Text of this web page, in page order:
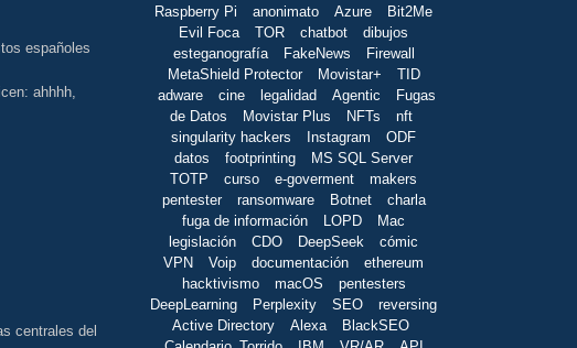
españoles
ahhhh,
centrales del
Raspberry Pi
anonimato Azure
Bit2Me
Evil Foca
TOR chatbot
dibujos
esteganografía
FakeNews
Firewall
MetaShield Protector
Movistar+
TID
adware
cine legalidad Agentic
Fugas
de Datos
Movistar Plus NFTs
nft
singularity hackers
Instagram
ODF
datos
footprinting
MS SQL Server
TOTP
curso e-goverment
makers
pentester
ransomware Botnet
charla
fuga de información
LOPD
Mac
legislación
CDO DeepSeek
cómic
VPN
Voip documentación
ethereum
hacktivismo
macOS
pentesters
DeepLearning
Perplexity SEO
reversing
Active Directory
Alexa
BlackSEO